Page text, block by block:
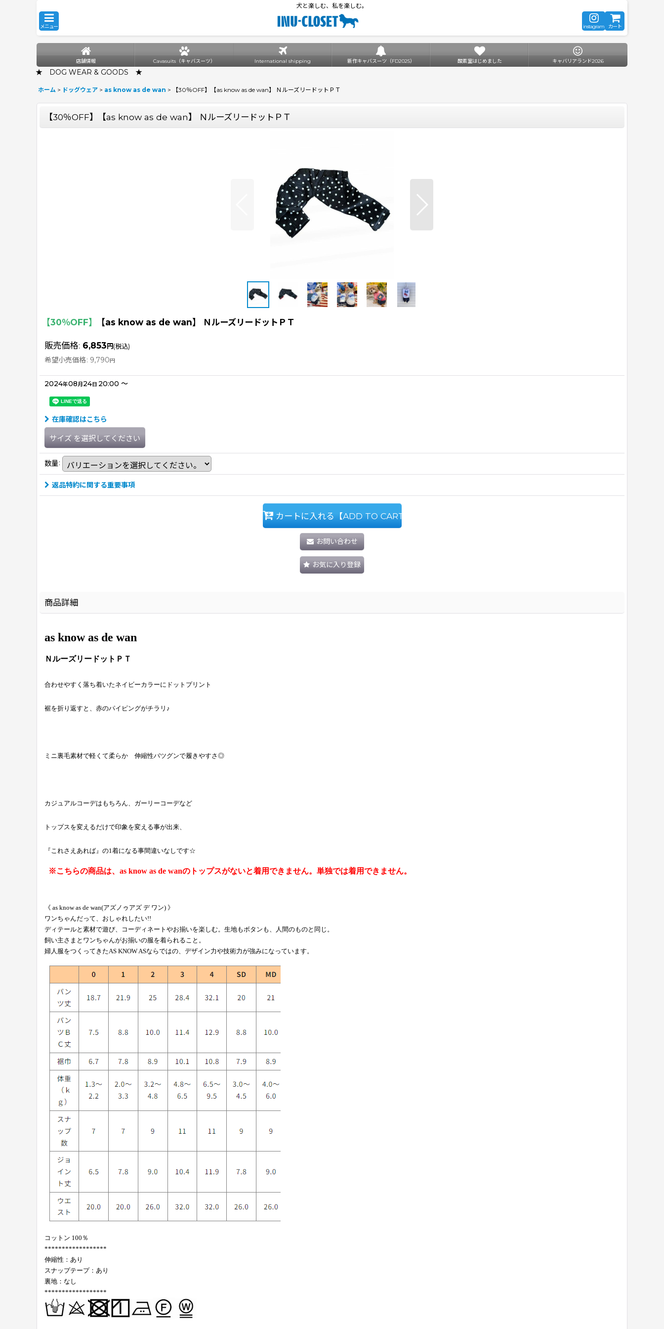
犬と楽しむ、私を楽しむ。
メニュー instagram カート
店舗情報 Cavasuits（キャバスーツ） International shipping 新作キャバスーツ（FD2025） 酸素室はじめました キャバリアランド2026
★ DOG WEAR & GOODS ★
ホーム > ドッグウェア > as know as de wan > 【30％OFF】【as know as de wan】 ＮルーズリードットＰＴ
【30％OFF】【as know as de wan】 ＮルーズリードットＰＴ
【30％OFF】 【as know as de wan】 ＮルーズリードットＰＴ
販売価格: 6,853円(税込)
希望小売価格: 9,790円
2024年08月 24日 20:00 ～
在庫確認はこちら
サイズ を選択してください
数量:
返品特約に関する重要事項
カートに入れる【ADD TO CART】
お問い合わせ
お気に入り登録
商品詳細
as know as de wan
ＮルーズリードットＰＴ
合わせやすく落ち着いたネイビーカラーにドットプリント
裾を折り返すと、赤のパイピングがチラリ♪
ミニ裏毛素材で軽くて柔らか 伸縮性バツグンで履きやすさ◎
カジュアルコーデはもちろん、ガーリーコーデなど
トップスを変えるだけで印象を変える事が出来、
『これさえあれば』の1着になる事間違いなしです☆
※こちらの商品は、as know as de wanのトップスがないと着用できません。単独では着用できません。
《 as know as de wan(アズノゥアズ デ ワン) 》
ワンちゃんだって、おしゃれしたい!!
ディテールと素材で遊び、コーディネートやお揃いを楽しむ。生地もボタンも、人間のものと同じ。
飼い主さまとワンちゃんがお揃いの服を着られること。
婦人服をつくってきたAS KNOW ASならではの、デザイン力や技術力が強みになっています。
コットン 100％
******************
伸縮性：あり
スナップテープ：あり
裏地：なし
******************